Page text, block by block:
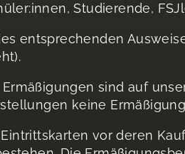
Studierende,
entsprechenden
sind auf
keine
vor deren